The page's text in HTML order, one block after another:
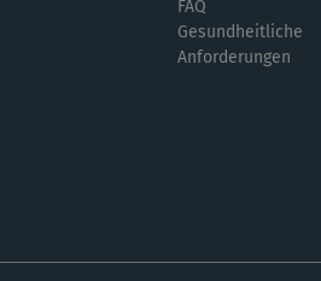
FAQ
Gesundheitliche
Anforderungen